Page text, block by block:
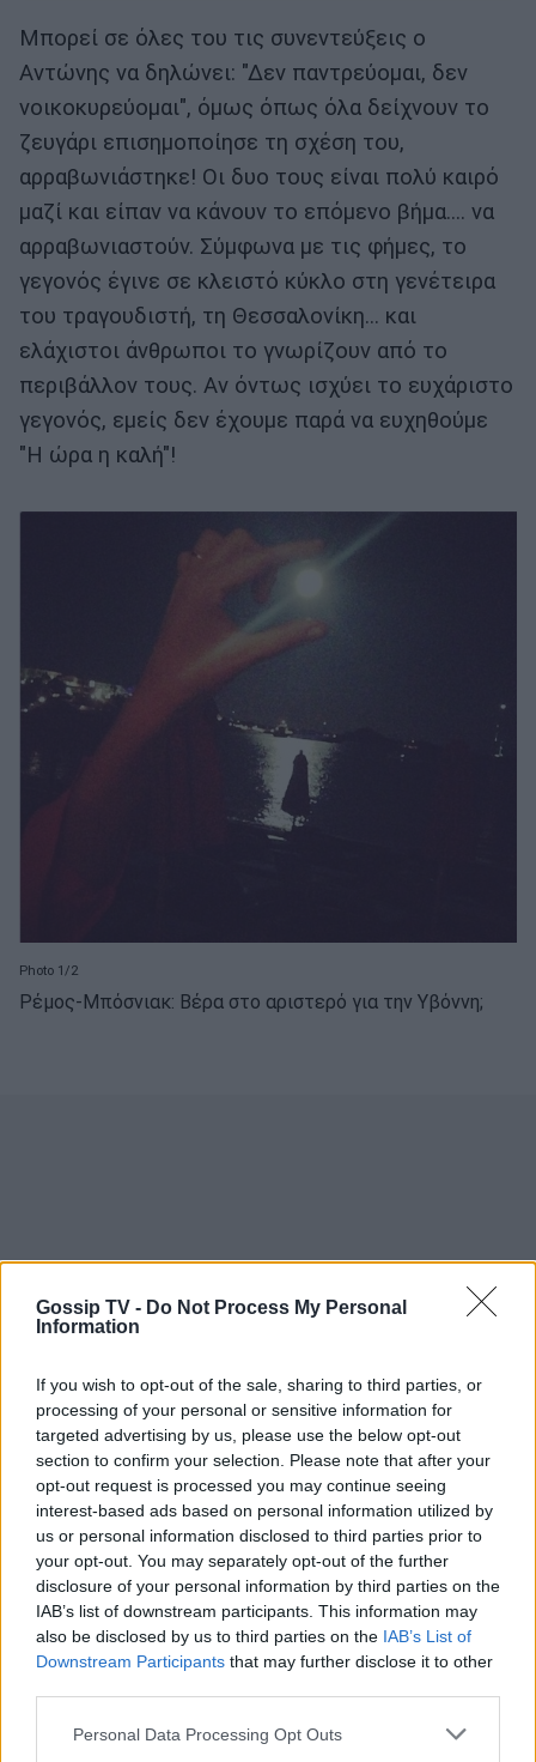
Gossip TV - Do Not Process My Personal
Information
If you wish to opt-out of the sale, sharing to third parties, or
processing of your personal or sensitive information for
targeted advertising by us, please use the below opt-out
section to confirm your selection. Please note that after your
opt-out request is processed you may continue seeing
interest-based ads based on personal information utilized by
us or personal information disclosed to third parties prior to
your opt-out. You may separately opt-out of the further
disclosure of your personal information by third parties on the
IAB’s list of downstream participants. This information may
also be disclosed by us to third parties on the IAB’s List of
Downstream Participants that may further disclose it to other
Personal Data Processing Opt Outs
Μπορεί σε όλες του τις συνεντεύξεις ο
Αντώνης να δηλώνει: "Δεν παντρεύομαι, δεν
νοικοκυρεύομαι", όμως όπως όλα δείχνουν το
ζευγάρι επισημοποίησε τη σχέση του,
αρραβωνιάστηκε! Οι δυο τους είναι πολύ καιρό
μαζί και είπαν να κάνουν το επόμενο βήμα.... να
αρραβωνιαστούν. Σύμφωνα με τις φήμες, το
γεγονός έγινε σε κλειστό κύκλο στη γενέτειρα
του τραγουδιστή, τη Θεσσαλονίκη... και
ελάχιστοι άνθρωποι το γνωρίζουν από το
περιβάλλον τους. Αν όντως ισχύει το ευχάριστο
γεγονός, εμείς δεν έχουμε παρά να ευχηθούμε
"Η ώρα η καλή"!
Photo 1/2
Ρέμος-Μπόσνιακ: Βέρα στο αριστερό για την Υβόννη;